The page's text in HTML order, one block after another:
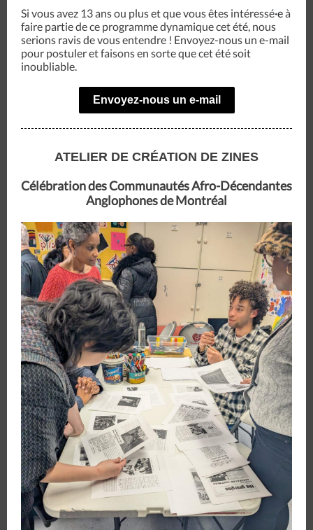
Si vous avez 13 ans ou plus et que vous êtes intéressé·eà
faire partie de ce programme dynamique cet été, nous
serions ravis de vous entendre ! Envoyez-nous un e-mail
pour postuler et faisons en sorte que cet été soit
inoubliable.
Envoyez-nous un e-mail
ATELIER DE CRÉATION DE ZINES
Célébration des Communautés Afro-Décendantes
Anglophones de Montréal